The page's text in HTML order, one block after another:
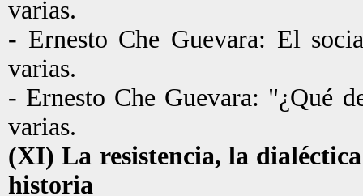
varias.
- Ernesto Che Guevara: El
varias.
- Ernesto Che Guevara: "¿Qué
varias.
(XI) La resistencia, la
historia